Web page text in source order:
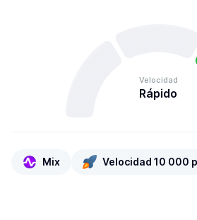
Velocidad
Rápido
Mix Velocidad 10 000